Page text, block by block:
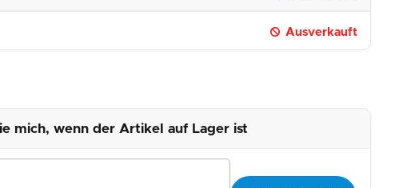
Ausverkauft
mich, wenn der Artikel auf Lager ist